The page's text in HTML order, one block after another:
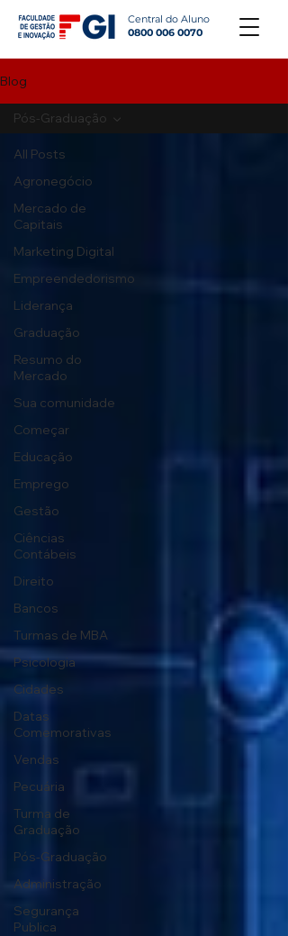
Central do Aluno
0800 006 0070
Blog
All Posts
Agronegócio
Mercado de
Capitais
Marketing Digital
Empreendedorismo
Liderança
Graduação
Resumo do
Mercado
Sua comunidade
Começar
Educação
Emprego
Gestão
Ciências
Contábeis
Direito
Bancos
Turmas de MBA
Psicologia
Cidades
Datas
Comemorativas
Vendas
Pecuária
Turma de
Graduação
Pós-Graduação
Administração
Segurança
Publica
Pós-Graduação